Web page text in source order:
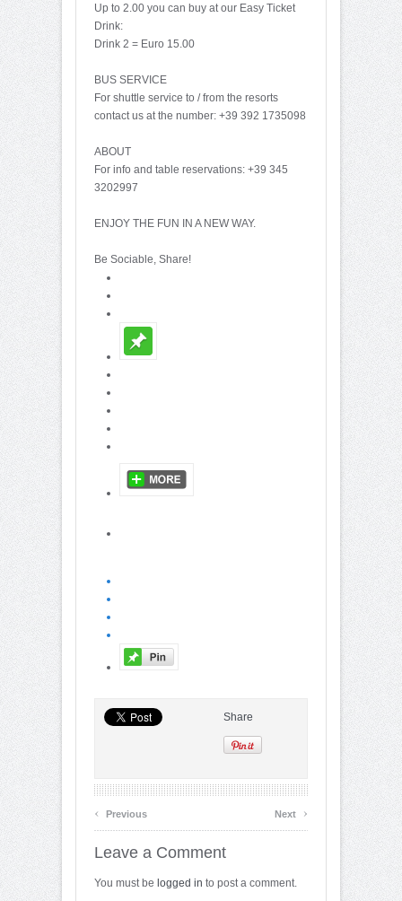
Up to 2.00 you can buy at our Easy Ticket
Drink:
Drink 2 = Euro 15.00
BUS SERVICE
For shuttle service to / from the resorts
contact us at the number: +39 392 1735098
ABOUT
For info and table reservations: +39 345
3202997
ENJOY THE FUN IN A NEW WAY.
Be Sociable, Share!
Share
‹ Previous Next ›
Leave a Comment
You must be logged in to post a comment.